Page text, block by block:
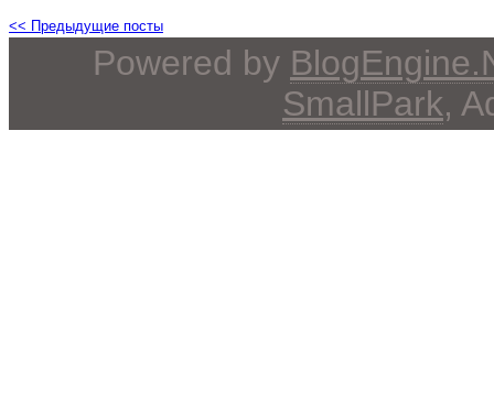
<< Предыдущие посты
Powered by
SmallPark,